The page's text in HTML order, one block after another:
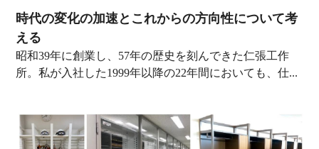
時代の変化の加速とこれからの方向性について考
える
昭和39年に創業し、57年の歴史を刻んできた仁張工作
所。私が入社した1999年以降の22年間においても、仕...